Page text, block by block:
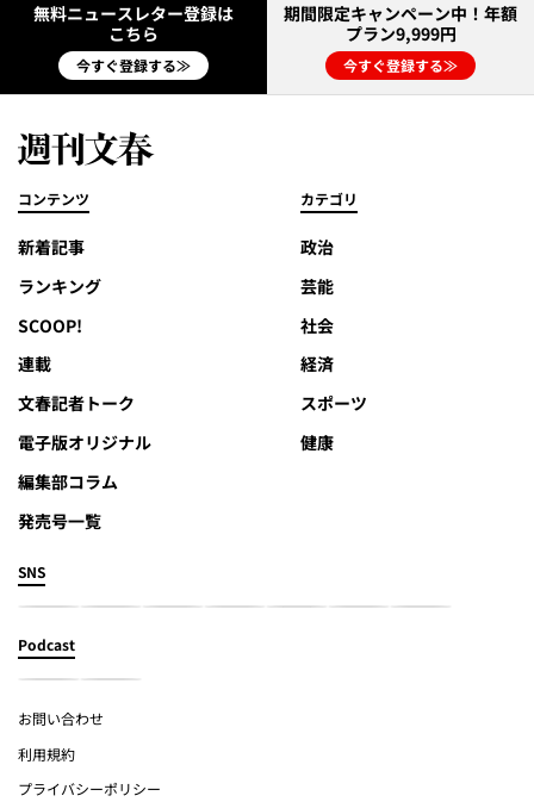
無料ニュースレター登録は
こちら
今すぐ登録する≫
期間限定キャンペーン中！年額
プラン9,999円
今すぐ登録する≫
コンテンツ
新着記事
ランキング
SCOOP!
連載
文春記者トーク
電子版オリジナル
編集部コラム
発売号一覧
カテゴリ
政治
芸能
社会
経済
スポーツ
健康
SNS
Podcast
お問い合わせ
利用規約
プライバシーポリシー